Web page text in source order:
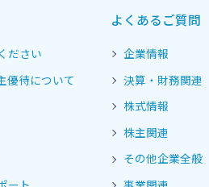
ださい
優待について
よくあるご質問
企業情報
決算・財務関連
株式情報
株主関連
その他企業全般